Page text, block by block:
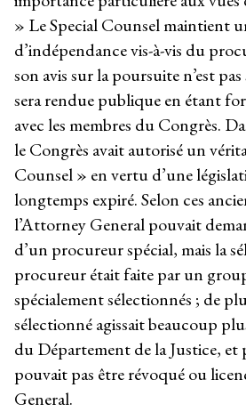
» Le Special Counsel maintient
d’indépendance vis-à-vis du
son avis sur la poursuite n’est
sera rendue publique en étant
avec les membres du Congrès.
le Congrès avait autorisé un
Counsel » en vertu d’une
longtemps expiré. Selon ces
l’Attorney General pouvait
d’un procureur spécial, mais la
procureur était faite par un
spécialement sélectionnés ; de
sélectionné agissait beaucoup
du Département de la Justice, et
pouvait pas être révoqué ou
General.